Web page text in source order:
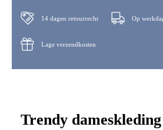
14 dagen retourrecht Op
Lage verzendkosten
Trendy